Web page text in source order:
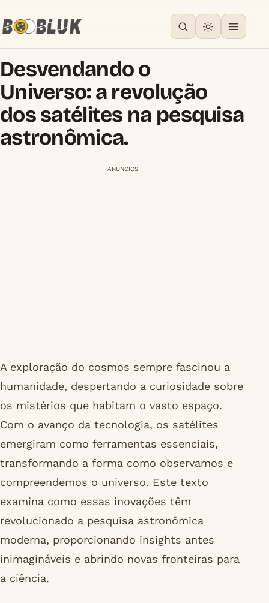
Desvendando o
Universo: a revolução
dos satélites na pesquisa
astronômica.
ANÚNCIOS
A exploração do cosmos sempre fascinou a
humanidade, despertando a curiosidade sobre
os mistérios que habitam o vasto espaço.
Com o avanço da tecnologia, os satélites
emergiram como ferramentas essenciais,
transformando a forma como observamos e
compreendemos o universo. Este texto
examina como essas inovações têm
revolucionado a pesquisa astronômica
moderna, proporcionando insights antes
inimagináveis e abrindo novas fronteiras para
a ciência.